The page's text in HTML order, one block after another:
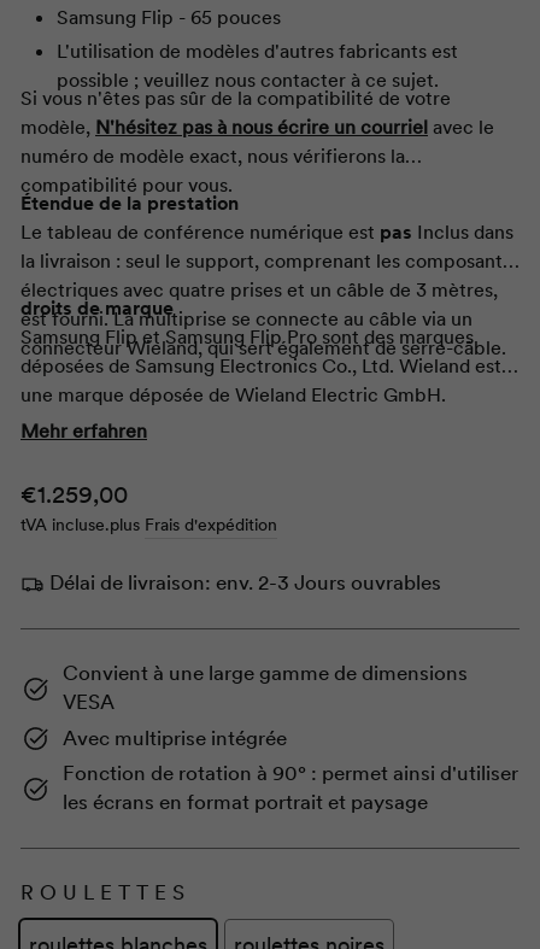
Samsung Flip - 65 pouces
L'utilisation de modèles d'autres fabricants est
possible ; veuillez nous contacter à ce sujet.
Si vous n'êtes pas sûr de la compatibilité de votre
modèle, N'hésitez pas à nous écrire un courriel avec le
numéro de modèle exact, nous vérifierons la
compatibilité pour vous.
Étendue de la prestation
Le tableau de conférence numérique est pas Inclus dans
la livraison : seul le support, comprenant les composants
électriques avec quatre prises et un câble de 3 mètres,
est fourni. La multiprise se connecte au câble via un
connecteur Wieland, qui sert également de serre-câble.
droits de marque
Samsung Flip et Samsung Flip Pro sont des marques
déposées de Samsung Electronics Co., Ltd. Wieland est
une marque déposée de Wieland Electric GmbH.
Mehr erfahren
Prix
€1.259,00
tVA incluse.plus Frais d'expédition
Délai de livraison: env. 2-3 Jours ouvrables
Convient à une large gamme de dimensions
VESA
Avec multiprise intégrée
Fonction de rotation à 90° : permet ainsi d'utiliser
les écrans en format portrait et paysage
ROULETTES